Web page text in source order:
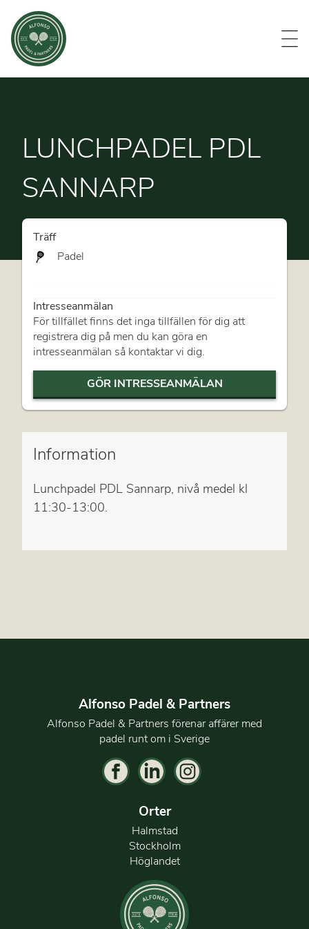
Evenemang
LUNCHPADEL PDL
SANNARP
Information
Lunchpadel PDL Sannarp, nivå medel kl
11:30-13:00.
Träff
Padel
Intresseanmälan
För tillfället finns det inga tillfällen för dig att
registrera dig på men du kan göra en
intresseanmälan så kontaktar vi dig.
GÖR INTRESSEANMÄLAN
Alfonso Padel & Partners
Alfonso Padel & Partners förenar affärer med
padel runt om i Sverige
Orter
Halmstad
Stockholm
Höglandet